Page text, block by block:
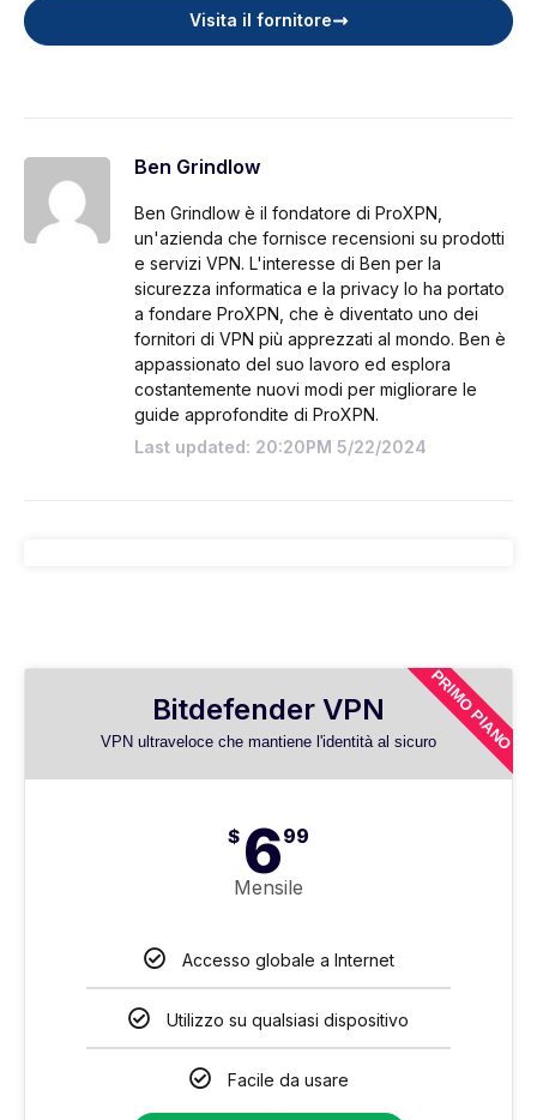
Visita il fornitore
Ben Grindlow
Ben Grindlow è il fondatore di ProXPN,
un'azienda che fornisce recensioni su prodotti
e servizi VPN. L'interesse di Ben per la
sicurezza informatica e la privacy lo ha portato
a fondare ProXPN, che è diventato uno dei
fornitori di VPN più apprezzati al mondo. Ben è
appassionato del suo lavoro ed esplora
costantemente nuovi modi per migliorare le
guide approfondite di ProXPN.
Last updated: 20:20PM 5/22/2024
Bitdefender VPN
VPN ultraveloce che mantiene l'identità al sicuro
$ 699
Mensile
Accesso globale a Internet
Utilizzo su qualsiasi dispositivo
Facile da usare
PRIMO PIANO